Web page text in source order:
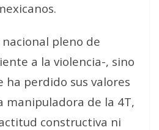
pleno de
a la violencia-, sino
ha perdido sus valores
manipuladora de la 4T,
constructiva ni